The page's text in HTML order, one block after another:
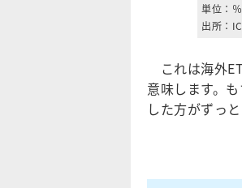
単位：％
出所：
これは海外
意味します。
した方がずっ